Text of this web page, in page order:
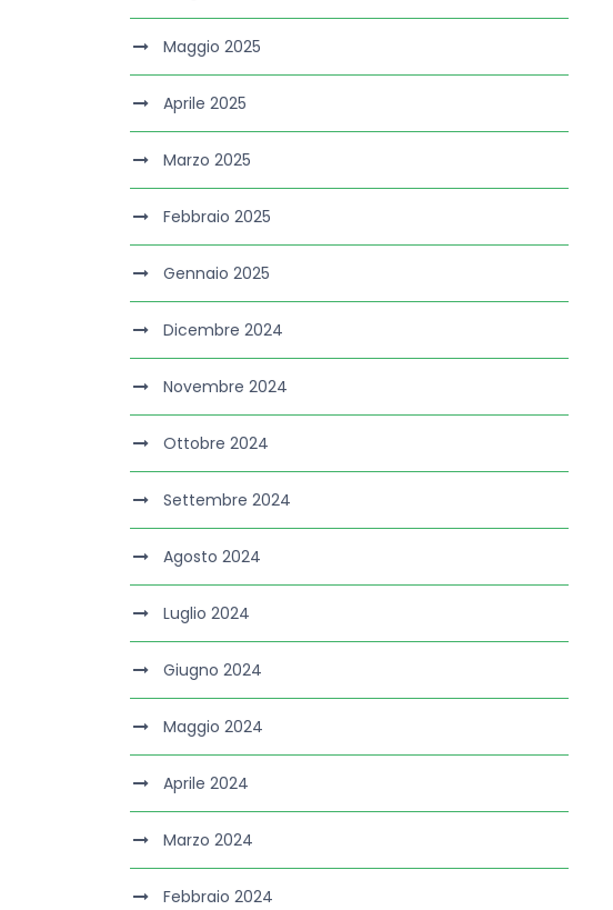
Maggio 2025
Aprile 2025
Marzo 2025
Febbraio 2025
Gennaio 2025
Dicembre 2024
Novembre 2024
Ottobre 2024
Settembre 2024
Agosto 2024
Luglio 2024
Giugno 2024
Maggio 2024
Aprile 2024
Marzo 2024
Febbraio 2024